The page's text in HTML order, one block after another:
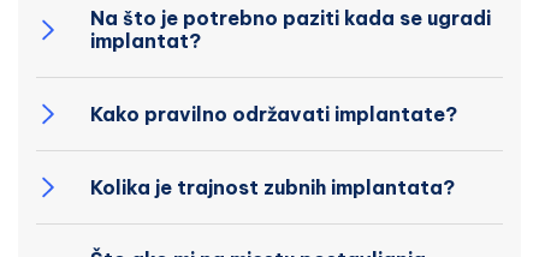
Na što je potrebno paziti kada se ugradi
implantat?
Kako pravilno održavati implantate?
Kolika je trajnost zubnih implantata?